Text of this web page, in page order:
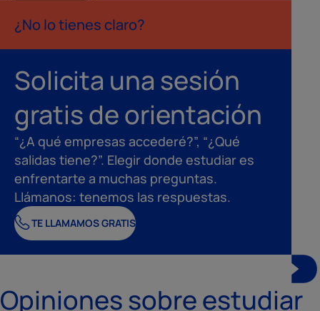
¿No lo tienes claro?
Solicita una sesión
gratis de orientación
“¿A qué empresas accederé?”, “¿Qué
salidas tiene?”. Elegir donde estudiar es
enfrentarte a muchas preguntas.
Llámanos: tenemos las respuestas.
TE LLAMAMOS GRATIS
Opiniones sobre estudiar